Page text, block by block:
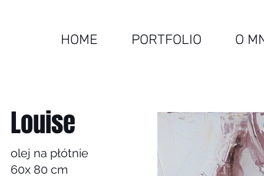
HOME PORTFOLIO O
Louise
olej na płótnie
60x 80 cm